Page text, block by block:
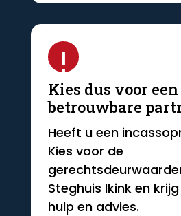
!
Kies dus voor een
betrouwbare
Heeft u een
Kies voor de
Steghuis Ikink en
hulp en advies.